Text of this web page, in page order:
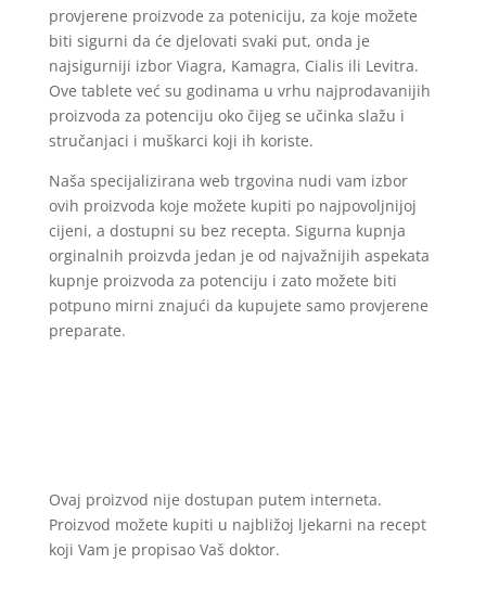
provjerene proizvode za poteniciju, za koje možete
biti sigurni da će djelovati svaki put, onda je
najsigurniji izbor Viagra, Kamagra, Cialis ili Levitra.
Ove tablete već su godinama u vrhu najprodavanijih
proizvoda za potenciju oko čijeg se učinka slažu i
stručanjaci i muškarci koji ih koriste.
Naša specijalizirana web trgovina nudi vam izbor
ovih proizvoda koje možete kupiti po najpovoljnijoj
cijeni, a dostupni su bez recepta. Sigurna kupnja
orginalnih proizvda jedan je od najvažnijih aspekata
kupnje proizvoda za potenciju i zato možete biti
potpuno mirni znajući da kupujete samo provjerene
preparate.
Ovaj proizvod nije dostupan putem interneta.
Proizvod možete kupiti u najbližoj ljekarni na recept
koji Vam je propisao Vaš doktor.